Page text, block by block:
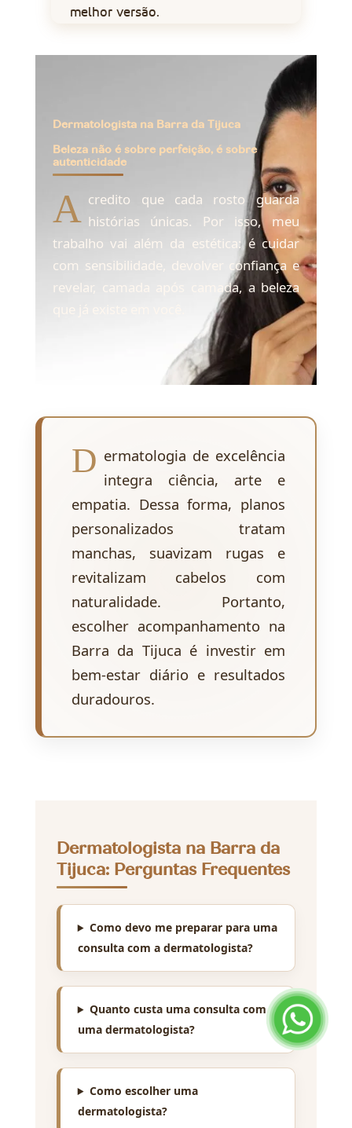
melhor versão.
Dermatologista na Barra da Tijuca
Beleza não é sobre perfeição, é sobre
autenticidade
A credito que cada rosto guarda
histórias únicas. Por isso, meu
trabalho vai além da estética: é cuidar
com sensibilidade, devolver confiança e
revelar, camada após camada, a beleza
D ermatologia de excelência
integra ciência, arte e
empatia. Dessa forma, planos
personalizados tratam
manchas, suavizam rugas e
revitalizam cabelos com
naturalidade. Portanto,
escolher acompanhamento na
Barra da Tijuca é investir em
bem-estar diário e resultados
duradouros.
Dermatologista na Barra da
Tijuca: Perguntas Frequentes
Como devo me preparar para uma
consulta com a dermatologista?
Quanto custa uma consulta com
uma dermatologista?
Como escolher uma
dermatologista?